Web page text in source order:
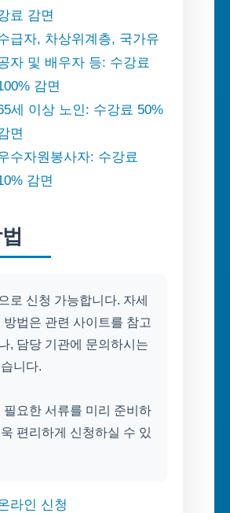
료 감면
급자, 차상위계층, 국가유
자 및 배우자 등: 수강료
감면
세 이상 노인: 수강료 50%
면
수자원봉사자: 수강료
감면
로 신청 가능합니다. 자세
방법은 관련 사이트를 참고
, 담당 기관에 문의하시는
니다.
필요한 서류를 미리 준비하
편리하게 신청하실 수 있
라인 신청